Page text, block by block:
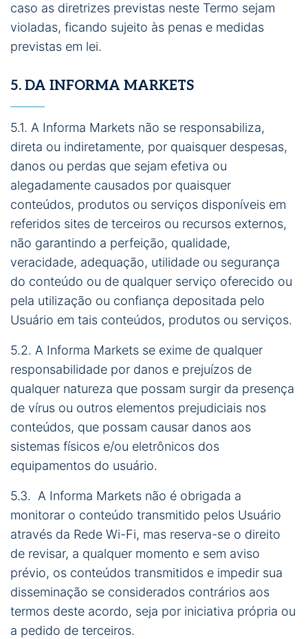
caso as diretrizes previstas neste Termo sejam
violadas, ficando sujeito às penas e medidas
previstas em lei.
5. DA INFORMA MARKETS
5.1. A Informa Markets não se responsabiliza,
direta ou indiretamente, por quaisquer despesas,
danos ou perdas que sejam efetiva ou
alegadamente causados por quaisquer
conteúdos, produtos ou serviços disponíveis em
referidos sites de terceiros ou recursos externos,
não garantindo a perfeição, qualidade,
veracidade, adequação, utilidade ou segurança
do conteúdo ou de qualquer serviço oferecido ou
pela utilização ou confiança depositada pelo
Usuário em tais conteúdos, produtos ou serviços.
5.2. A Informa Markets se exime de qualquer
responsabilidade por danos e prejuízos de
qualquer natureza que possam surgir da presença
de vírus ou outros elementos prejudiciais nos
conteúdos, que possam causar danos aos
sistemas físicos e/ou eletrônicos dos
equipamentos do usuário.
5.3. A Informa Markets não é obrigada a
monitorar o conteúdo transmitido pelos Usuário
através da Rede Wi-Fi, mas reserva-se o direito
de revisar, a qualquer momento e sem aviso
prévio, os conteúdos transmitidos e impedir sua
disseminação se considerados contrários aos
termos deste acordo, seja por iniciativa própria ou
a pedido de terceiros.